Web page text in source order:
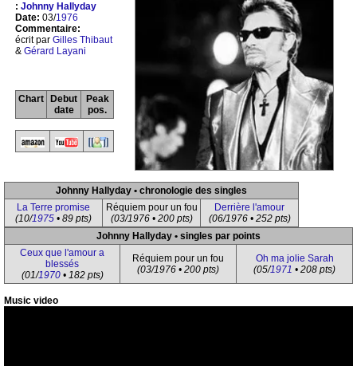
: Johnny Hallyday
Date: 03/1976
Commentaire:
écrit par Gilles Thibaut
& Gérard Layani
Chart
Debut
date
Peak
pos.
Johnny Hallyday • chronologie des singles
La Terre promise
(10/1975 • 89 pts)
Réquiem pour un fou
(03/1976 • 200 pts)
Derrière l'amour
(06/1976 • 252 pts)
Johnny Hallyday • singles par points
Ceux que l'amour a
blessés
(01/1970• 182 pts)
Réquiem pour un fou
(03/1976 • 200 pts)
Oh ma jolie Sarah
(05/1971 • 208 pts)
Music video